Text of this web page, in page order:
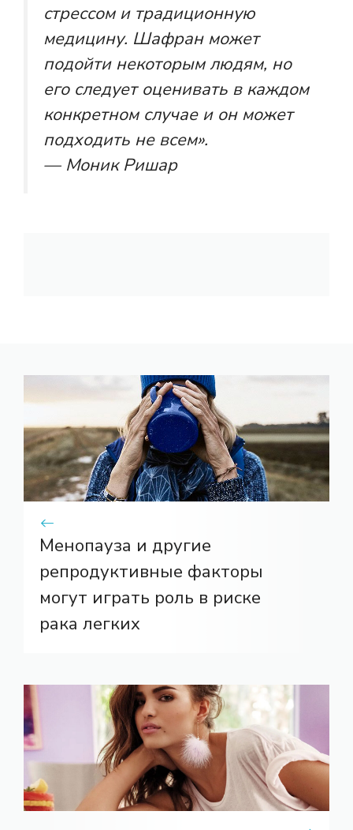
стрессом и традиционную
медицину. Шафран может
подойти некоторым людям, но
его следует оценивать в каждом
конкретном случае и он может
подходить не всем».
— Моник Ришар
Менопауза и другие
репродуктивные факторы
могут играть роль в риске
рака легких